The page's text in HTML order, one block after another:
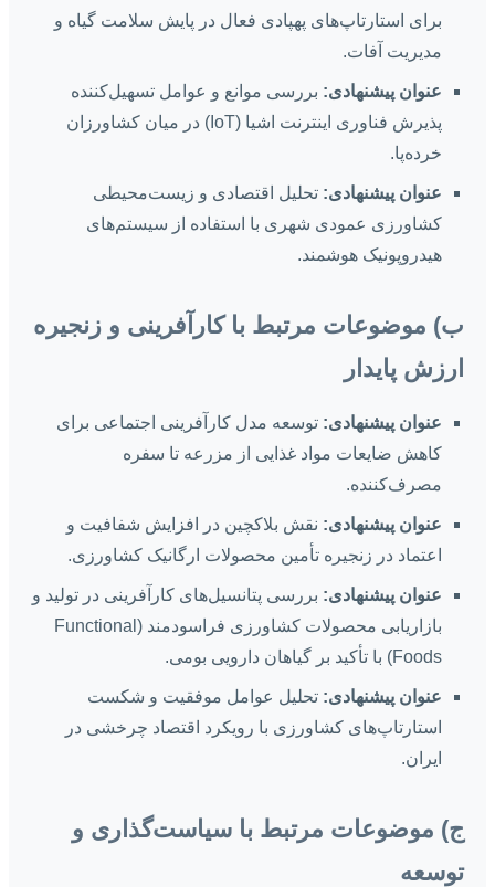
برای استارتاپ‌های پهپادی فعال در پایش سلامت گیاه و
مدیریت آفات.
عنوان پیشنهادی: بررسی موانع و عوامل تسهیل‌کننده
پذیرش فناوری اینترنت اشیا (IoT) در میان کشاورزان
خرده‌پا.
عنوان پیشنهادی: تحلیل اقتصادی و زیست‌محیطی
کشاورزی عمودی شهری با استفاده از سیستم‌های
هیدروپونیک هوشمند.
ب) موضوعات مرتبط با کارآفرینی و زنجیره
ارزش پایدار
عنوان پیشنهادی: توسعه مدل کارآفرینی اجتماعی برای
کاهش ضایعات مواد غذایی از مزرعه تا سفره
مصرف‌کننده.
عنوان پیشنهادی: نقش بلاکچین در افزایش شفافیت و
اعتماد در زنجیره تأمین محصولات ارگانیک کشاورزی.
عنوان پیشنهادی: بررسی پتانسیل‌های کارآفرینی در تولید و
بازاریابی محصولات کشاورزی فراسودمند (Functional
Foods) با تأکید بر گیاهان دارویی بومی.
عنوان پیشنهادی: تحلیل عوامل موفقیت و شکست
استارتاپ‌های کشاورزی با رویکرد اقتصاد چرخشی در
ایران.
ج) موضوعات مرتبط با سیاست‌گذاری و
توسعه